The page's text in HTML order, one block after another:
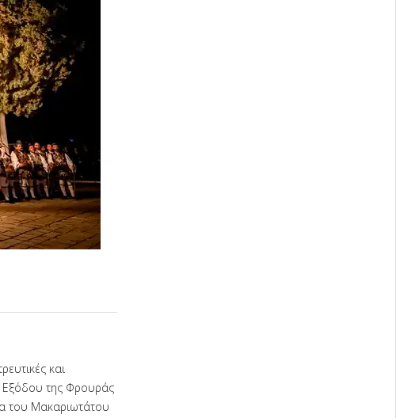
και
Εξόδου της Φρουράς
του Μακαριωτάτου